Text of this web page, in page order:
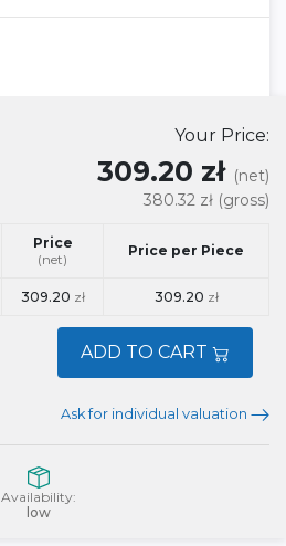
Your Price:
309.20 zł (net)
380.32 zł (gross)
Price
(net)
Price per Piece
309.20 zł 309.20 zł
ADD TO CART
Ask for individual valuation
Availability:
low